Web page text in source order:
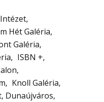
Hét Galéria
Galéria
ISBN +
Knoll Galéria
Dunaújváros